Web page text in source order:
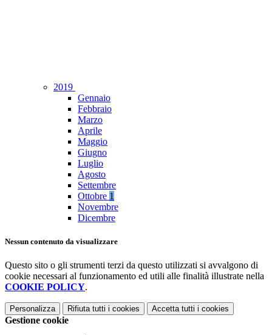
2019
Gennaio
Febbraio
Marzo
Aprile
Maggio
Giugno
Luglio
Agosto
Settembre
Ottobre 1
Novembre
Dicembre
Nessun contenuto da visualizzare
Questo sito o gli strumenti terzi da questo utilizzati si avvalgono di
cookie necessari al funzionamento ed utili alle finalità illustrate nella
COOKIE POLICY.
Personalizza Rifiuta tutti i cookies Accetta tutti i cookies
Gestione cookie